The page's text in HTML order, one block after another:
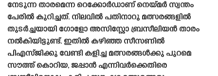
നേടുന്ന താരമെന്ന റെക്കോർഡാണ് നെയ്‌മർ സ്വന്തം
പേരിൽ കുറിച്ചത്. നിലവിൽ പതിനാറു മത്സരങ്ങളിൽ
തുടർച്ചയായി ഗോളോ അസിസ്റ്റോ ബ്രസീലിയൻ താരം
നൽകിയിട്ടുണ്ട്. ഇതിൽ കഴിഞ്ഞ സീസണിൽ
പിഎസ്‌ജിക്കു വേണ്ടി കളിച്ച മത്സരങ്ങൾക്കു പുറമെ
സൗത്ത് കൊറിയ, ജപ്പാൻ എന്നിവർക്കെതിരെ